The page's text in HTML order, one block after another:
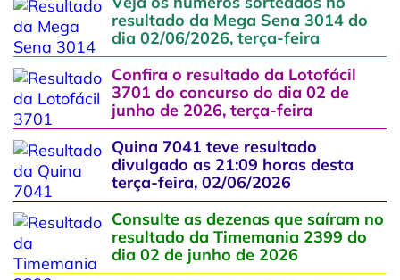
resultado da Mega Sena 3014 do
dia 02/06/2026, terça-feira
Confira o resultado da Lotofácil
3701 do concurso do dia 02 de
junho de 2026, terça-feira
Quina 7041 teve resultado
divulgado as 21:09 horas desta
terça-feira, 02/06/2026
Consulte as dezenas que saíram no
resultado da Timemania 2399 do
dia 02 de junho de 2026